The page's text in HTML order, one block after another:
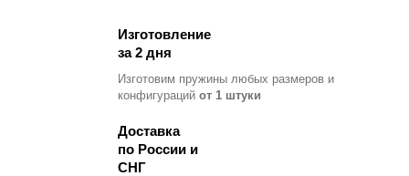
Изготовление
за 2 дня
Изготовим пружины любых размеров и
конфигураций от 1 штуки
Доставка
по России и
СНГ